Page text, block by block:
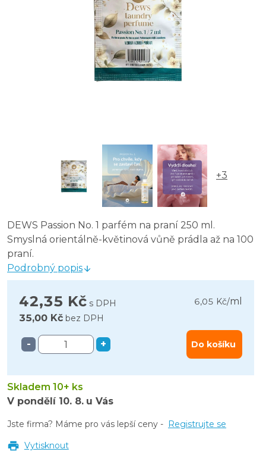
+3
DEWS Passion No. 1 parfém na praní 250 ml.
Smyslná orientálně-květinová vůně prádla až na 100
praní.
Podrobný popis
42,35 Kč s DPH 6,05 Kč/ml
35,00 Kč bez DPH
- + Do košíku
Skladem 10+ ks
V pondělí 10. 8. u Vás
Jste firma? Máme pro vás lepší ceny -
Registrujte se
Vytisknout